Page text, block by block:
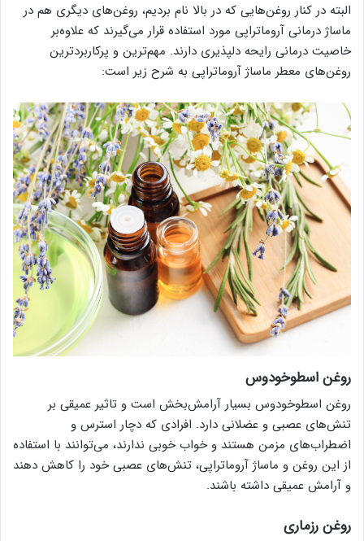
البته در کنار روغن‌هایی که در بالا نام بردیم، روغن‌های دیگری هم در
ماساژ درمانی آروماتراپی مورد استفاده قرار می‌گیرند که علاوه‌بر
خاصیت درمانی رایحه دلپذیری دارند. مهم‌ترین و پرکاربردترین
روغن‌های معطر ماساژ آروماتراپی به شرح زیر است:
روغن اسطوخودوس
روغن اسطوخودوس بسیار آرامش‌بخش است و تاثیر عمیقی بر
تنش‌های عصبی و عضلانی دارد. افرادی که دچار استرس و
اضطراب‌های مزمن هستند و خواب خوبی ندارند، می‌توانند با استفاده
از این روغن و ماساژ آروماتراپی، تنش‌های عصبی خود را کاهش دهند
و آرامش عمیقی داشته باشند.
روغن رزماری